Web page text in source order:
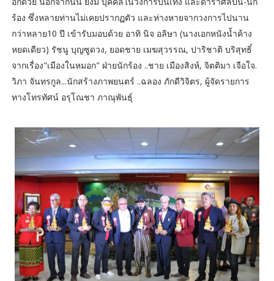
ร้อง ซึ่งหลายท่านไม่เคยปรากฏตัว และห่างหายจากวงการไปนาน
กว่าหลาย10 ปี เข้ารับมอบด้วย อาทิ นิจ อลิษา (นางเอกหนังน้ำค้าง
หยดเดียว) รัชนู บุญซูดวง, ยอดชาย เมฆสุวรรณ, ปาริชาติ บริสุทธิ์
จากเรื่อง"เมืองในหมอก" ฝ่ายนักร้อง ..ชาย เมืองสิงห์, จิตติมา เจือใจ.
วิภา จันทรกูล...นักสร้างภาพยนตร์ ..ฉลอง ภักดีวิจิตร, ผู้จัดรายการ
ทางโทรทัศน์ อรุโณชา ภาณุพันธุ์